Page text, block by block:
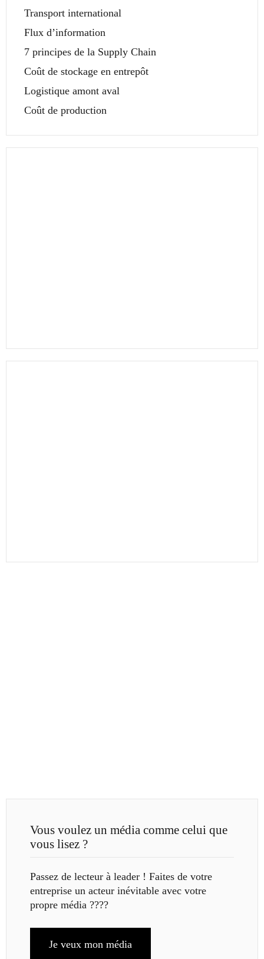
Transport international
Flux d’information
7 principes de la Supply Chain
Coût de stockage en entrepôt
Logistique amont aval
Coût de production
Vous voulez un média comme celui que
vous lisez ?
Passez de lecteur à leader ! Faites de votre
entreprise un acteur inévitable avec votre
propre média ????
Je veux mon média